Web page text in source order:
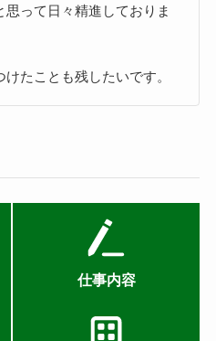
って日々精進しておりま
たことも残したいです。
仕事内容